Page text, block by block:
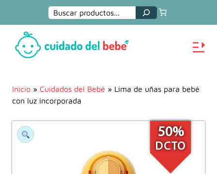
Buscar
Inicio » Cuidados del Bebé » Lima de uñas para bebé
con luz incorporada
50%
DCTO